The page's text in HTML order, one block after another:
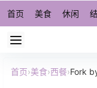
首页 美食 休闲
首页›美食›西餐›Fork